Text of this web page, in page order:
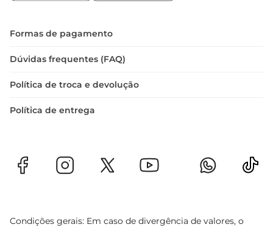
Formas de pagamento
Dúvidas frequentes (FAQ)
Política de troca e devolução
Política de entrega
Condições gerais: Em caso de divergência de valores, o